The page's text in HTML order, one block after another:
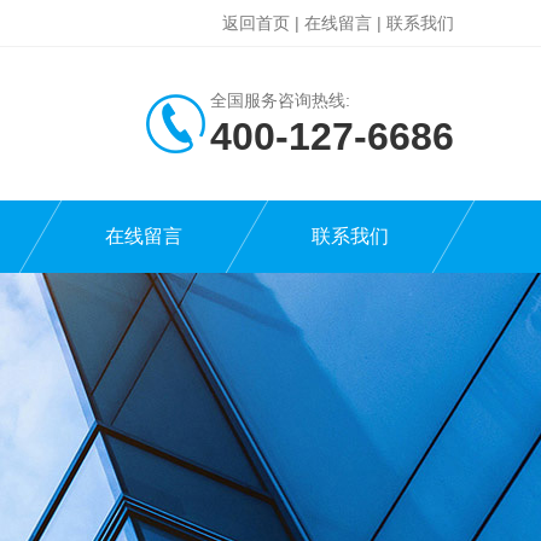
返回首页 | 在线留言 | 联系我们
全国服务咨询热线:
400-127-6686
在线留言 联系我们